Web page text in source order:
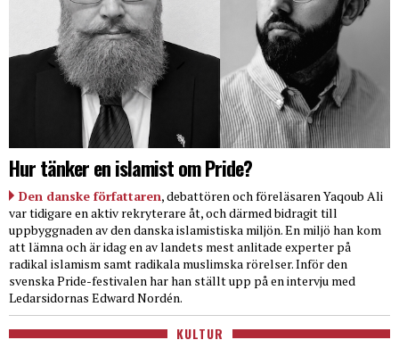
Hur tänker en islamist om Pride?
Den danske författaren, debattören och föreläsaren Yaqoub Ali
var tidigare en aktiv rekryterare åt, och därmed bidragit till
uppbyggnaden av den danska islamistiska miljön. En miljö han kom
att lämna och är idag en av landets mest anlitade experter på
radikal islamism samt radikala muslimska rörelser. Inför den
svenska Pride-festivalen har han ställt upp på en intervju med
Ledarsidornas Edward Nordén.
KULTUR